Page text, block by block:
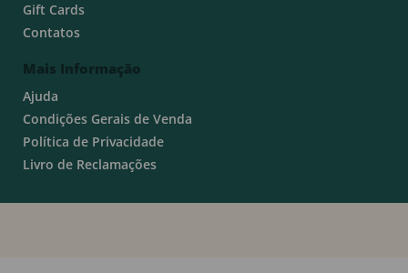
Gift Cards
Contatos
Mais Informação
Ajuda
Condições Gerais de Venda
Política de Privacidade
Livro de Reclamações